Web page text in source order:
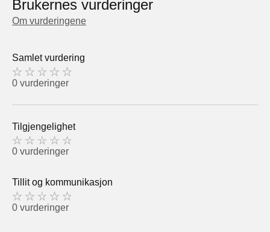
Brukernes vurderinger
Om vurderingene
Samlet vurdering
0 vurderinger
Tilgjengelighet
0 vurderinger
Tillit og kommunikasjon
0 vurderinger